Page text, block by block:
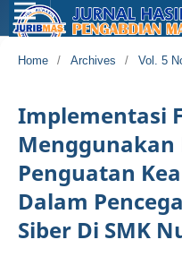
Home / Archives / Vol. 5
Implementasi
Penguatan
Dalam
Siber Di SMK